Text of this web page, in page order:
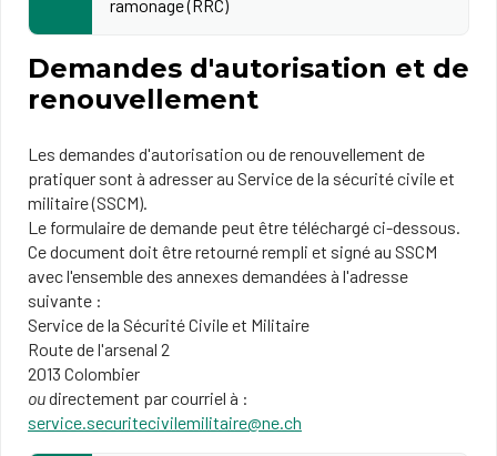
ramonage (RRC)
Demandes d'autorisation et de
renouvellement
Les demandes d'autorisation ou de renouvellement de
pratiquer sont à adresser au Service de la sécurité civile et
militaire (SSCM).
Le formulaire de demande peut être téléchargé ci-dessous.
Ce document doit être retourné rempli et signé au SSCM
avec l'ensemble des annexes demandées à l'adresse
suivante :
Service de la Sécurité Civile et Militaire
Route de l'arsenal 2
2013 Colombier
oudirectement par courriel à :
service.securitecivilemilitaire@ne.ch